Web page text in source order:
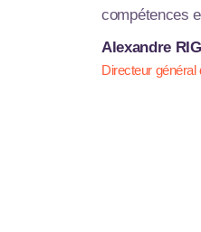
compétences
Alexandre
Directeur général